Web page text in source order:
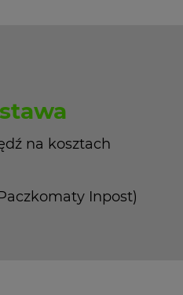
na kosztach
Inpost)